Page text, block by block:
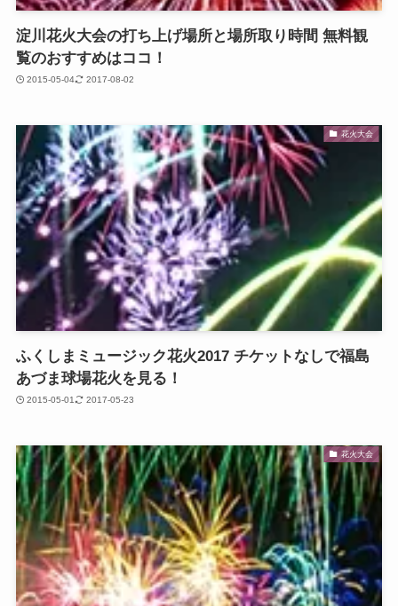
淀川花火大会の打ち上げ場所と場所取り時間 無料観
覧のおすすめはココ！
2015-05-04 2017-08-02
花火大会
ふくしまミュージック花火2017 チケットなしで福島
あづま球場花火を見る！
2015-05-01 2017-05-23
花火大会